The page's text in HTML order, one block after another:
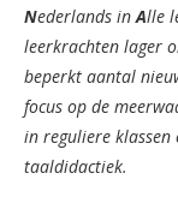
Nederlands inAlle
leerkrachten lager
beperkt aantal
focus op de
in reguliere klassen
taaldidactiek.